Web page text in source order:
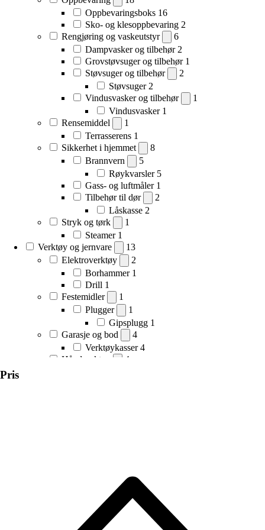
Oppbevaringsboks 16
Sko- og klesoppbevaring 2
Rengjøring og vaskeutstyr
6
Dampvasker og tilbehør 2
Grovstøvsuger og tilbehør 1
Støvsuger og tilbehør
2
Støvsuger 2
Vindusvasker og tilbehør
1
Vindusvasker 1
Rensemiddel
1
Terrasserens 1
Sikkerhet i hjemmet
8
Brannvern
5
Røykvarsler 5
Gass- og luftmåler 1
Tilbehør til dør
2
Låskasse 2
Stryk og tørk
1
Steamer 1
Verktøy og jernvare
13
Elektroverktøy
2
Borhammer 1
Drill 1
Festemidler
1
Plugger
1
Gipsplugg 1
Garasje og bod
4
Verktøykasser 4
Håndverktøy
4
Bor og bits
1
Bor- og bitssett
Pris